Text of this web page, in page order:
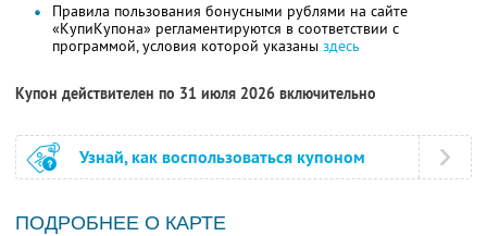
Правила пользования бонусными рублями на сайте
«КупиКупона» регламентируются в соответствии с
программой, условия которой указаны здесь
Купон действителен по 31 июля 2026 включительно
Узнай, как воспользоваться купоном
ПОДРОБНЕЕ О КАРТЕ